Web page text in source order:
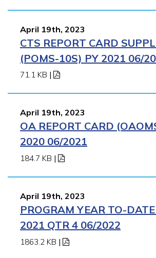
April 19th, 2023
CTS REPORT CARD
(POMS-10S) PY 2021 06/
71.1 KB |
April 19th, 2023
OA REPORT CARD
2020 06/2021
184.7 KB |
April 19th, 2023
PROGRAM YEAR TO-
2021 QTR 4 06/2022
1863.2 KB |